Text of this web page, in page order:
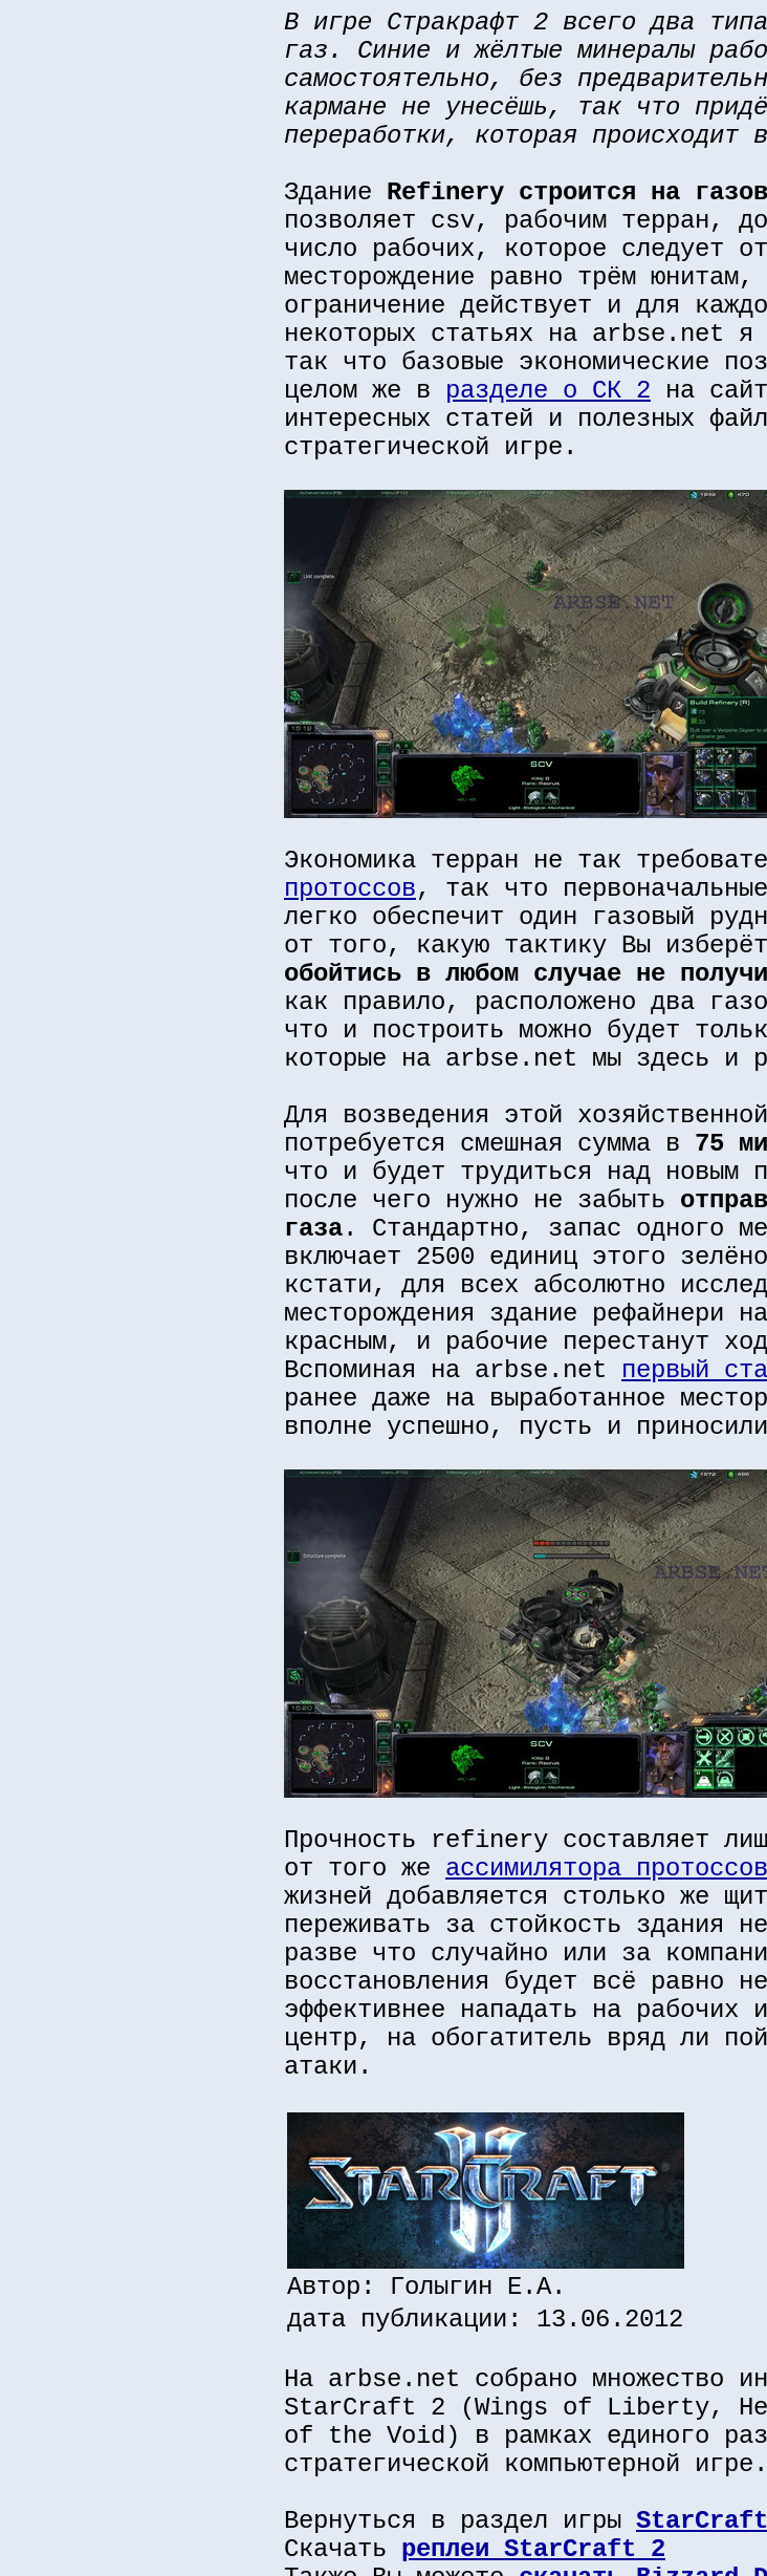
В игре Стракрафт 2 всего два
газ. Синие и жёлтые минералы
самостоятельно, без
кармане не унесёшь, так что
переработки, которая
Здание Refinery строится на
позволяет csv, рабочим терран,
число рабочих, которое следует
месторождение равно трём
ограничение действует и для
некоторых статьях на arbse.net я
так что базовые экономические
целом же в разделе о СК 2 на
интересных статей и полезных
стратегической игре.
Экономика терран не так
протоссов, так что
легко обеспечит один газовый
от того, какую тактику Вы
обойтись в любом случае не
как правило, расположено два
что и построить можно будет
которые на arbse.net мы здесь и
Для возведения этой
потребуется смешная сумма в 75
что и будет трудиться над новым
после чего нужно не забыть
газа. Стандартно, запас одного
включает 2500 единиц этого
кстати, для всех абсолютно
месторождения здание рефайнери
красным, и рабочие перестанут
Вспоминая на arbse.net первый
ранее даже на выработанное
вполне успешно, пусть и
Прочность refinery составляет
от того же ассимилятора протоссов
жизней добавляется столько же
переживать за стойкость здания
разве что случайно или за
восстановления будет всё равно
эффективнее нападать на рабочих
центр, на обогатитель вряд ли
атаки.
Автор: Голыгин Е.А.
дата публикации: 13.06.2012
На arbse.net собрано множество
StarCraft 2 (Wings of Liberty,
of the Void) в рамках единого
стратегической компьютерной игре.
Вернуться в раздел игры
Скачать реплеи StarCraft 2